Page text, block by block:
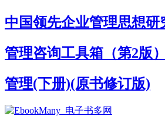
中国领先企业管理思想研
管理咨询工具箱（第2版
管理(下册)(原书修订版)